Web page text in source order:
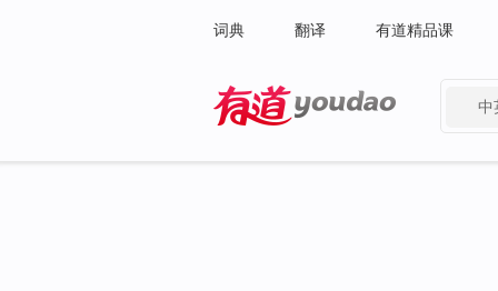
词典 翻译 有道精品课
中